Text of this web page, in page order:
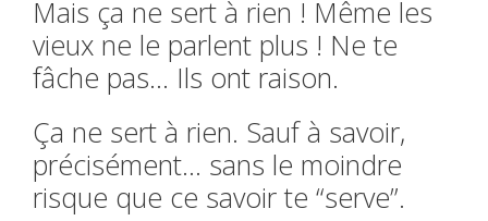
Mais ça ne sert à rien ! Même les
vieux ne le parlent plus ! Ne te
fâche pas… Ils ont raison.
Ça ne sert à rien. Sauf à savoir,
précisément… sans le moindre
risque que ce savoir te “serve”.